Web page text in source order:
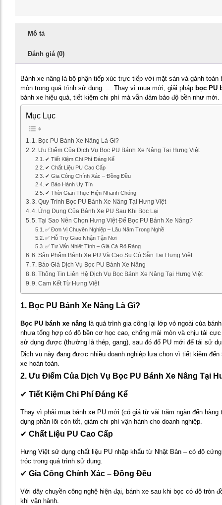
Mô tả
Đánh giá (0)
Bánh xe nâng là bộ phận tiếp xúc trực tiếp với mặt sàn và gánh
mòn trong quá trình sử dụng. .. Thay vì mua mới, giải pháp bọc PU
bánh xe hiệu quả, tiết kiệm chi phí mà vẫn đảm bảo độ bền như mới.
Mục Lục
1. Bọc PU Bánh Xe Nâng Là Gì?
2. Ưu Điểm Của Dịch Vụ Bọc PU Bánh Xe Nâng Tại Hưng Việt
✔ Tiết Kiệm Chi Phí Đáng Kể
✔ Chất Liệu PU Cao Cấp
✔ Gia Công Chính Xác – Đồng Đều
✔ Bảo Hành Uy Tín
✔ Thời Gian Thực Hiện Nhanh Chóng
3. Quy Trình Bọc PU Bánh Xe Nâng Tại Hưng Việt
4. Ứng Dụng Của Bánh Xe PU Sau Khi Bọc Lại
5. Tại Sao Nên Chọn Hưng Việt Để Bọc PU Bánh Xe Nâng?
✅ Đơn Vị Chuyên Nghiệp – Lâu Năm Trong Nghề
✅ Hỗ Trợ Giao Nhận Tận Nơi
✅ Tư Vấn Nhiệt Tình – Giá Cả Rõ Ràng
6. Sản Phẩm Bánh Xe PU Và Cao Su Có Sẵn Tại Hưng Việt
7. Báo Giá Dịch Vụ Bọc PU Bánh Xe Nâng
8. Thông Tin Liên Hệ Dịch Vụ Bọc Bánh Xe Nâng Tại Hưng Việt
9. Cam Kết Từ Hưng Việt
1. Bọc PU Bánh Xe Nâng Là Gì?
Bọc PU bánh xe nâng là quá trình gia công lại lớp vỏ ngoài của
nhựa tổng hợp có độ bền cơ học cao, chống mài mòn và chịu tải
sử dụng được (thường là thép, gang), sau đó đổ PU mới để tái sử
Dịch vụ này đang được nhiều doanh nghiệp lựa chọn vì tiết kiệm
xe hoàn toàn.
2. Ưu Điểm Của Dịch Vụ Bọc PU Bánh Xe Nâng Tại
✔ Tiết Kiệm Chi Phí Đáng Kể
Thay vì phải mua bánh xe PU mới (có giá từ vài trăm ngàn đến
dụng phần lõi còn tốt, giảm chi phí vận hành cho doanh nghiệp.
✔ Chất Liệu PU Cao Cấp
Hưng Việt sử dụng chất liệu PU nhập khẩu từ Nhật Bản – có độ
tróc trong quá trình sử dụng.
✔ Gia Công Chính Xác – Đồng Đều
Với dây chuyền công nghệ hiện đại, bánh xe sau khi bọc có độ tròn
khi vận hành.